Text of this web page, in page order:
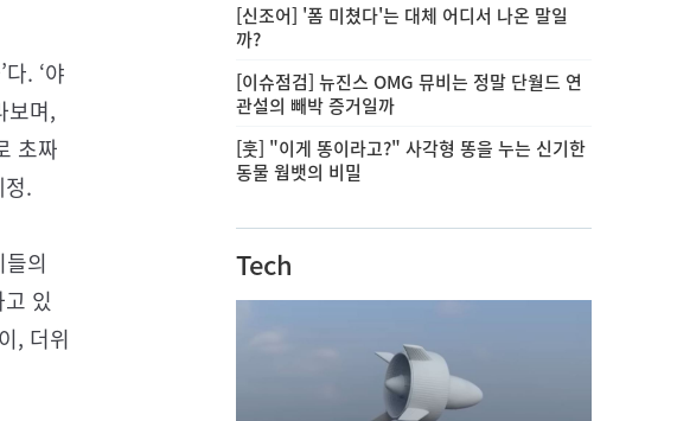
. ‘야
보며,
초짜
.
의
있
, 더위
[신조어] '폼 미쳤다'는 대체 어디서 나온 말일
까?
[이슈점검] 뉴진스 OMG 뮤비는 정말 단월드 연
관설의 빼박 증거일까
[훗] "이게 똥이라고?" 사각형 똥을 누는 신기한
동물 웜뱃의 비밀
Tech